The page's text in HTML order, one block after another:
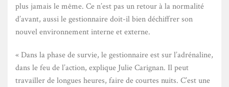
plus jamais le même. Ce n’est pas un retour à la normalité
d’avant, aussi le gestionnaire doit-il bien déchiffrer son
nouvel environnement interne et externe.
« Dans la phase de survie, le gestionnaire est sur l’adrénaline,
dans le feu de l’action, explique Julie Carignan. Il peut
travailler de longues heures, faire de courtes nuits. C’est une